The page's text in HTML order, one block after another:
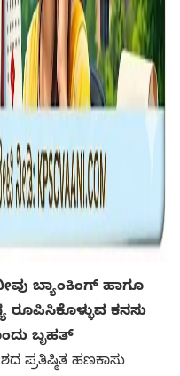
ಬ್ಯಾಂಕಿಂಗ್ ಹಾಗೂ
ಕನಸು
ಬೃಹತ್
ಪ್ರತಿಷ್ಠಿತ ಹಣಕಾಸು